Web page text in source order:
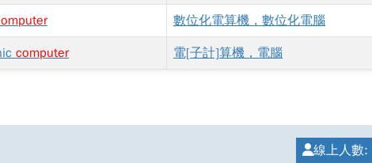
數位化電算機，數位化電腦
computer 電[子計]算機，電腦
線上人數: